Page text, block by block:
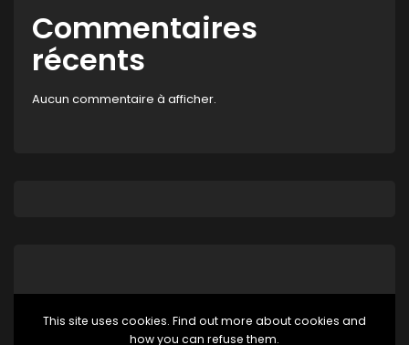
Commentaires
récents
Aucun commentaire à afficher.
This site uses cookies. Find out more about cookies and
how you can refuse them.